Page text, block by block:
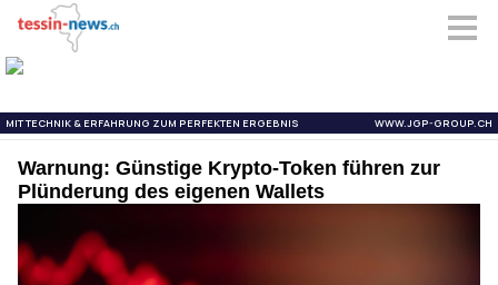
Warnung: Günstige Krypto-Token führen zur
Plünderung des eigenen Wallets